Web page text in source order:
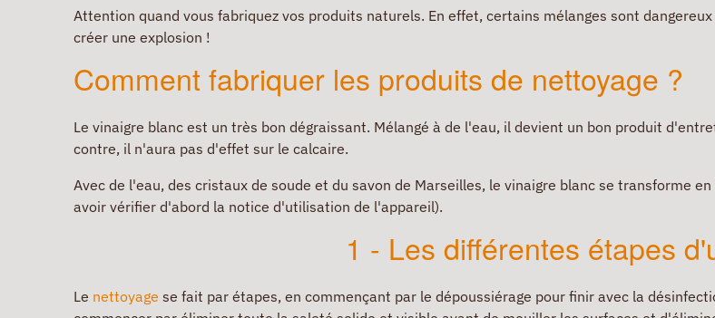
Attention quand vous fabriquez vos produits naturels. En effet, certains mélanges sont
créer une explosion !
Comment fabriquer les produits de nettoyage ?
Le vinaigre blanc est un très bon dégraissant. Mélangé à de l'eau, il devient un bon produit
contre, il n'aura pas d'effet sur le calcaire.
Avec de l'eau, des cristaux de soude et du savon de Marseilles, le vinaigre blanc se transforme
avoir vérifier d'abord la notice d'utilisation de l'appareil).
1 - Les différentes étapes
Le nettoyage se fait par étapes, en commençant par le dépoussiérage pour finir avec la